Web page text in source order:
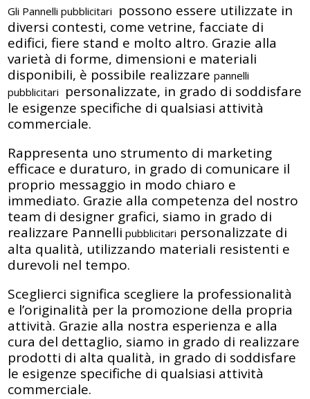
Gli Pannelli pubblicitari possono essere utilizzate in
diversi contesti, come vetrine, facciate di
edifici, fiere stand e molto altro. Grazie alla
varietà di forme, dimensioni e materiali
disponibili, è possibile realizzarepannelli
pubblicitari personalizzate, in grado di soddisfare
le esigenze specifiche di qualsiasi attività
commerciale.
Rappresenta uno strumento di marketing
efficace e duraturo, in grado di comunicare il
proprio messaggio in modo chiaro e
immediato. Grazie alla competenza del nostro
team di designer grafici, siamo in grado di
realizzare Pannelli pubblicitari personalizzate di
alta qualità, utilizzando materiali resistenti e
durevoli nel tempo.
Sceglierci significa scegliere la professionalità
e l’originalità per la promozione della propria
attività. Grazie alla nostra esperienza e alla
cura del dettaglio, siamo in grado di realizzare
prodotti di alta qualità, in grado di soddisfare
le esigenze specifiche di qualsiasi attività
commerciale.